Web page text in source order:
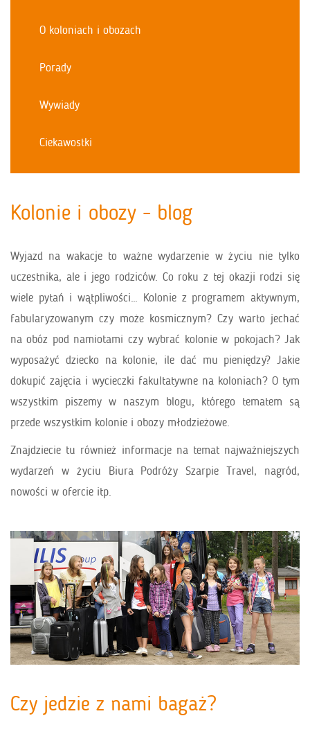
O koloniach i obozach
Porady
Wywiady
Ciekawostki
Kolonie i obozy - blog
Wyjazd na wakacje to ważne wydarzenie w życiu nie tylko
uczestnika, ale i jego rodziców. Co roku z tej okazji rodzi się
wiele pytań i wątpliwości… Kolonie z programem aktywnym,
fabularyzowanym czy może kosmicznym? Czy warto jechać
na obóz pod namiotami czy wybrać kolonie w pokojach? Jak
wyposażyć dziecko na kolonie, ile dać mu pieniędzy? Jakie
dokupić zajęcia i wycieczki fakultatywne na koloniach? O tym
wszystkim piszemy w naszym blogu, którego tematem są
przede wszystkim kolonie i obozy młodzieżowe.
Znajdziecie tu również informacje na temat najważniejszych
wydarzeń w życiu Biura Podróży Szarpie Travel, nagród,
nowości w ofercie itp.
Czy jedzie z nami bagaż?